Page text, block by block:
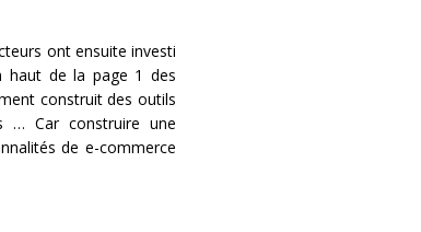
ont ensuite investi
haut de la page 1 des
construit des outils
… Car construire une
de e-commerce